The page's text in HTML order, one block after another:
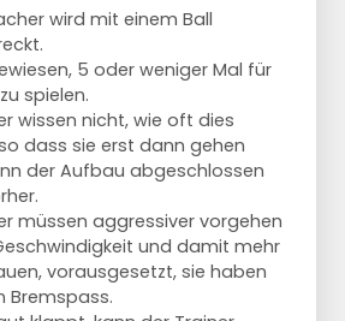
wird mit einem Ball
5 oder weniger Mal für
spielen.
wissen nicht, wie oft dies
dass sie erst dann gehen
der Aufbau abgeschlossen
müssen aggressiver vorgehen
und damit mehr
vorausgesetzt, sie haben
Bremspass.